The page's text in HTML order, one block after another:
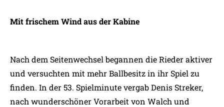
Mit frischem Wind aus der Kabine
Nach dem Seitenwechsel begannen die Rieder aktiver
und versuchten mit mehr Ballbesitz in ihr Spiel zu
finden. In der 53. Spielminute vergab Denis Streker,
nach wunderschöner Vorarbeit von Walch und